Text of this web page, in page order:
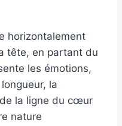
horizontalement
tête, en partant du
les émotions,
la
la ligne du cœur
nature